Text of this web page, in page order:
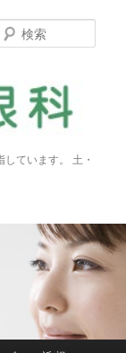
ています。 土・
索